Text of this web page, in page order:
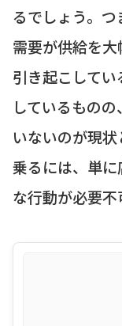
るでしょう。つ
需要が供給を
引き起こして
しているもの
いないのが現
乗るには、単
な行動が必要不